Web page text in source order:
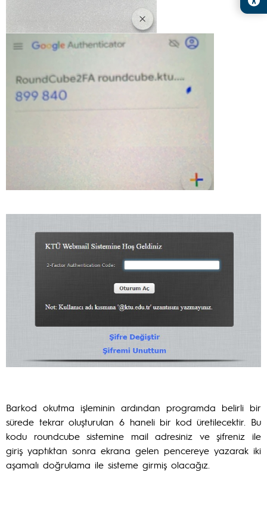
Barkod okutma işleminin ardından programda belirli bir
sürede tekrar oluşturulan 6 haneli bir kod üretilecektir. Bu
kodu roundcube sistemine mail adresiniz ve şifreniz ile
giriş yaptıktan sonra ekrana gelen pencereye yazarak iki
aşamalı doğrulama ile sisteme girmiş olacağız.